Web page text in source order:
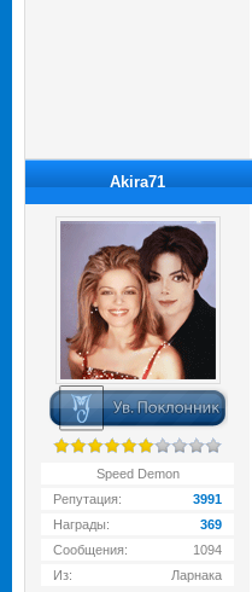
Akira71
Speed Demon
Репутация:
3991
Награды:
369
Сообщения:
1094
Из:
Ларнака